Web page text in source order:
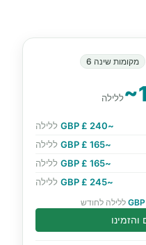
מקומות שינה 6
ללילה
~240 £ GBP
ללילה
~165 £ GBP
ללילה
~165 £ GBP
ללילה
~245 £ GBP ללילה
ללילה לחודש